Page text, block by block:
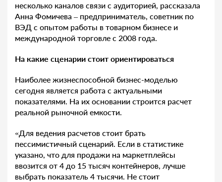
несколько каналов связи с аудиторией, рассказала
Анна Фомичева – предприниматель, советник по
ВЭД с опытом работы в товарном бизнесе и
международной торговле с 2008 года.
На какие сценарии стоит ориентироваться
Наиболее жизнеспособной бизнес-моделью
сегодня является работа с актуальными
показателями. На их основании строится расчет
реальной рыночной емкости.
«Для ведения расчетов стоит брать
пессимистичный сценарий. Если в статистике
указано, что для продажи на маркетплейсы
ввозится от 4 до 15 тысяч контейнеров, лучше
выбрать показатель 4 тысячи. Не стоит